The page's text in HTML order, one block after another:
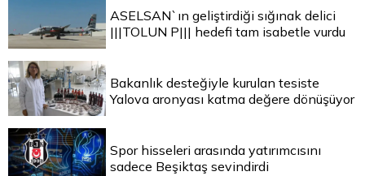
ASELSAN`ın geliştirdiği sığınak delici
|||TOLUN P||| hedefi tam isabetle vurdu
Bakanlık desteğiyle kurulan tesiste
Yalova aronyası katma değere dönüşüyor
Spor hisseleri arasında yatırımcısını
sadece Beşiktaş sevindirdi